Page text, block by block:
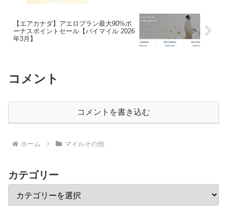
【エアカナダ】アエロプラン最大90%ボ
ーナスポイントセール【バイマイル 2026
年3月】
コメント
コメントを書き込む
ホーム マイルその他
カテゴリー